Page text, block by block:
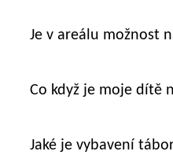
Je v areálu možnost
Co když je moje dítě
Jaké je vybavení